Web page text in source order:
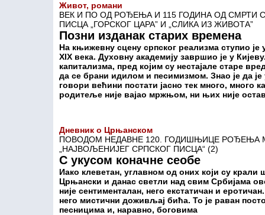
Живот, романи
ВЕК И ПО ОД РОЂЕЊА И 115 ГОДИНА ОД СМРТИ
ПИСЦА „ГОРСКОГ ЦАРА” И „СЛИКА ИЗ ЖИВОТА”
Позни изданак старих времена
На књижевну сцену српског реализма ступио
XIX века. Духовну академију завршио је у
капитализма, пред којим су нестајале старе
да се брани идилом и песимизмом. Знао је да
говори већини постати јасно тек много, много
родитеље није вајао мржњом, ни њих није
Дневник о Црњанском
ПОВОДОМ НЕДАВНЕ 120. ГОДИШЊИЦЕ РОЂЕЊА
„НАЈВОЉЕНИЈЕГ СРПСКОГ ПИСЦА“ (2)
С укусом коначне сеобе
Иако клеветан, углавном од оних који су
Црњански и данас светли над свим Србијама
није сентименталан, него екстатичан и
него мистични доживљај бића. То је раван
песницима и, наравно, боговима